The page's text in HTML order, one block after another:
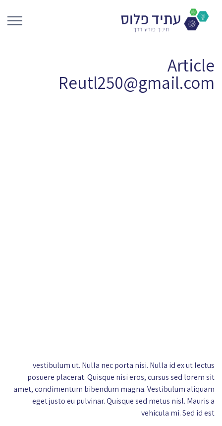
Article
Reutl250@gmail.com
vestibulum ut. Nulla nec porta nisi. Nulla id ex ut lectus
posuere placerat. Quisque nisi eros, cursus sed lorem sit
amet, condimentum bibendum magna. Vestibulum aliquam
eget justo eu pulvinar. Quisque sed metus nisl. Mauris a
vehicula mi. Sed id est